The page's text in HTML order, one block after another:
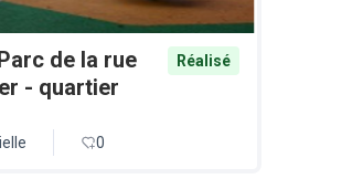
de la rue
- quartier
Réalisé
0